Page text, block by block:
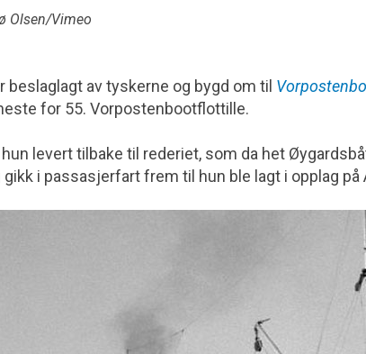
Olsen/Vimeo
beslaglagt av tyskerne og bygd om til
for 55. Vorpostenbootflottille.
levert tilbake til rederiet, som da het
i passasjerfart frem til hun ble lagt i opplag